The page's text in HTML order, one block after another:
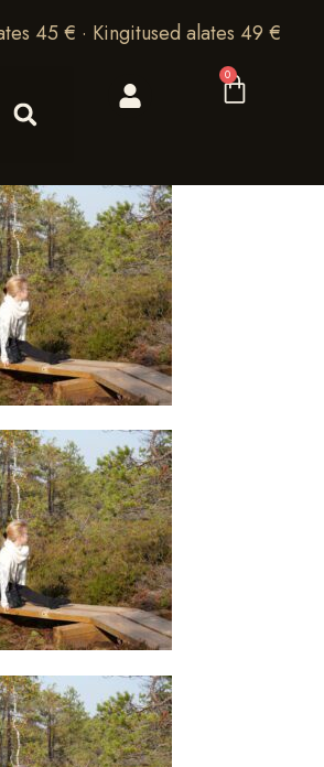
45 € · Kingitused alates 49 €
0